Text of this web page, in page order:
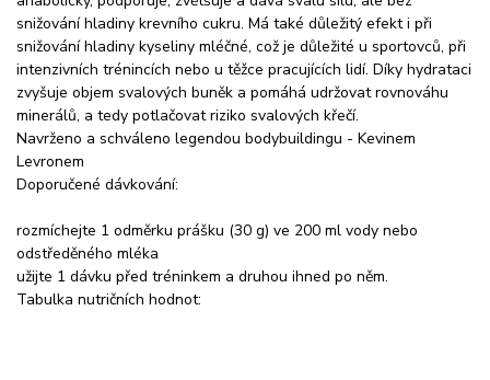
snižování hladiny krevního cukru. Má také důležitý efekt i při
snižování hladiny kyseliny mléčné, což je důležité u sportovců, při
intenzivních trénincích nebo u těžce pracujících lidí. Díky hydrataci
zvyšuje objem svalových buněk a pomáhá udržovat rovnováhu
minerálů, a tedy potlačovat riziko svalových křečí.
Navrženo a schváleno legendou bodybuildingu - Kevinem
Levronem
Doporučené dávkování:
rozmíchejte 1 odměrku prášku (30 g) ve 200 ml vody nebo
odstředěného mléka
užijte 1 dávku před tréninkem a druhou ihned po něm.
Tabulka nutričních hodnot: